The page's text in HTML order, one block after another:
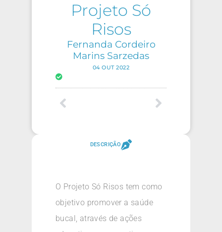
Projeto Só
Risos
Fernanda Cordeiro
Marins Sarzedas
04 OUT 2022
DESCRIÇÃO
O Projeto Só Risos tem como
objetivo promover a saúde
bucal, através de ações